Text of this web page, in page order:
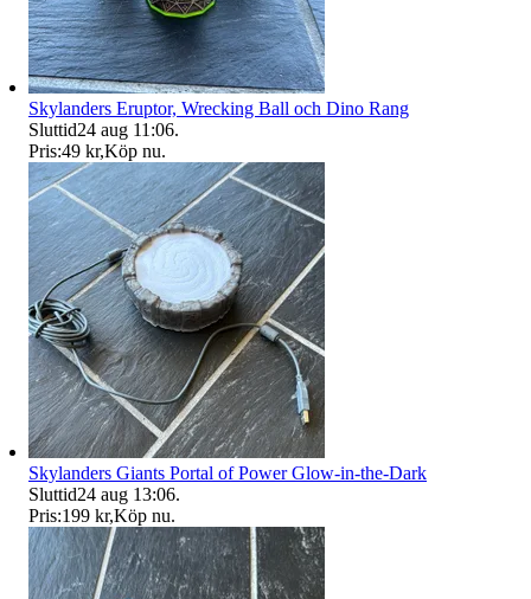
Skylanders Eruptor, Wrecking Ball och Dino Rang
Sluttid24 aug 11:06.
Pris:49 kr,Köp nu.
Skylanders Giants Portal of Power Glow-in-the-Dark
Sluttid24 aug 13:06.
Pris:199 kr,Köp nu.